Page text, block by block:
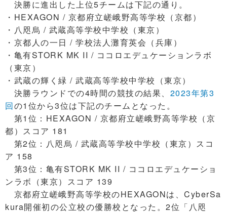
決勝に進出した上位5チームは下記の通り。
・HEXAGON / 京都府立嵯峨野高等学校（京都）
・八咫烏 / 武蔵高等学校中学校（東京）
・京都人の一日 / 学校法人灘育英会（兵庫）
・亀有STORK MK II / ココロエデュケーションラボ
（東京）
・武蔵の輝く緑 / 武蔵高等学校中学校（東京）
決勝ラウンドでの4時間の競技の結果、 2023年第3
回の1位から3位は下記のチームとなった。
第1位：HEXAGON / 京都府立嵯峨野高等学校（京
都）スコア 181
第2位：八咫烏 / 武蔵高等学校中学校（東京）スコ
ア 158
第3位：亀有STORK MK II / ココロエデュケーショ
ンラボ（東京）スコア 139
京都府立嵯峨野高等学校のHEXAGONは、CyberSa
kura開催初の公立校の優勝校となった。2位「八咫